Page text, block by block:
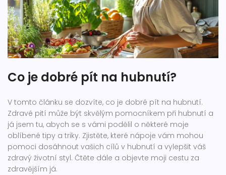
Co je dobré pít na hubnutí?
V tomto článku se dozvíte, co je dobré pít na hubnutí.
Zdravé pití může být skvělým pomocníkem při hubnutí a
já jsem tu, abych se s vámi podělil o některé moje
oblíbené tipy a triky. Zjistěte, které nápoje vám mohou
pomoci dosáhnout vašich cílů v hubnutí a vylepšit váš
zdravý životní styl. Čtěte dále a objevte moji cestu za
zdravějším já.